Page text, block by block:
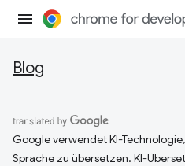
Blog
Google verwendet KI-
Sprache zu übersetzen. KI-